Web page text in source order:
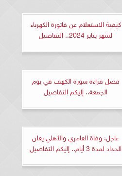
كيفية الاستعلام عن فاتورة الكهرباء
لشهر يناير 2024.. التفاصيل
فضل قراءة سورة الكهف في يوم
الجمعة.. إليكم التفاصيل
عاجل: وفاة العامري والأهلي يعلن
الحداد لمدة 3 أيام.. إليكم التفاصيل